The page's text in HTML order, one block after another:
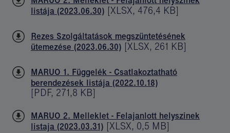
listája (2023.06.30) [XLSX, 476,4 KB]
Rezes Szolgáltatások megszüntetésének
ütemezése (2023.06.30) [XLSX, 261 KB]
MARUO 1. Függelék - Csatlakoztatható
berendezések listája (2022.10.18)
[PDF, 271,8 KB]
MARUO 2. Melleklet - Felajanlott helyszinek
listaja (2023.03.31) [XLSX, 0,5 MB]